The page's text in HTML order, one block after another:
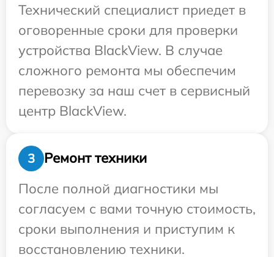
Технический специалист приедет в
оговоренные сроки для проверки
устройства BlackView. В случае
сложного ремонта мы обеспечим
перевозку за наш счет в сервисный
центр BlackView.
3
Ремонт техники
После полной диагностики мы
согласуем с вами точную стоимость,
сроки выполнения и приступим к
восстановлению техники.